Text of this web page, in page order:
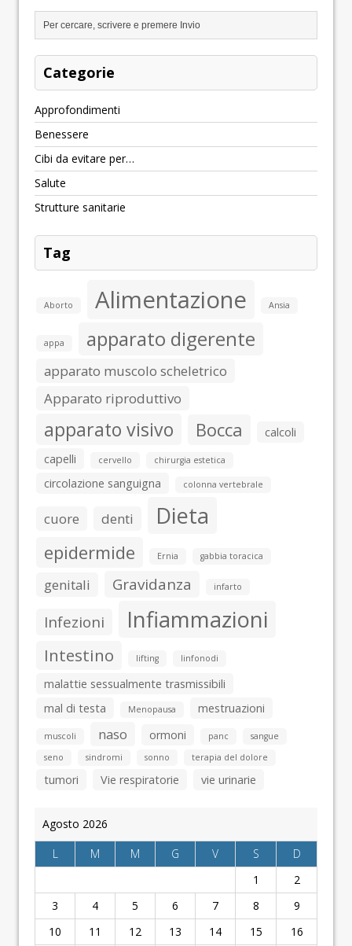
Categorie
Approfondimenti
Benessere
Cibi da evitare per…
Salute
Strutture sanitarie
Tag
Aborto Alimentazione Ansia
appa apparato digerente
apparato muscolo scheletrico
Apparato riproduttivo
apparato visivo Bocca
calcoli
capelli
cervello chirurgia estetica
circolazione sanguigna colonna vertebrale
cuore denti Dieta
epidermide Ernia gabbia toracica
genitali Gravidanza infarto
Infezioni Infiammazioni
Intestino lifting linfonodi
malattie sessualmente trasmissibili
mal di testa
Menopausa mestruazioni
muscoli naso ormoni panc
sangue
seno
sindromi sonno terapia del dolore
tumori Vie respiratorie vie urinarie
Agosto 2026
L
M M G V S
D
1
2
3
4 5 6 7 8
9
10
11 12 13 14 15 16